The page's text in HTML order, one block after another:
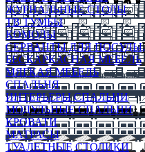
ЖУРНАЛЬНЫЕ СТОЛЫ
ТВ ТУМБЫ
КОМОДЫ
СЕРВАНТЫ ДЛЯ
БЕСКАРКАСНАЯ МЕБЕЛЬ
МЯГКАЯ МЕБЕЛЬ
СПАЛЬНЯ
ИНТЕРЬЕРЫ СПАЛЬНИ
МОДУЛЬНЫЕ СПАЛЬНИ
КРОВАТИ
МАТРАСЫ
ТУАЛЕТНЫЕ СТОЛИКИ